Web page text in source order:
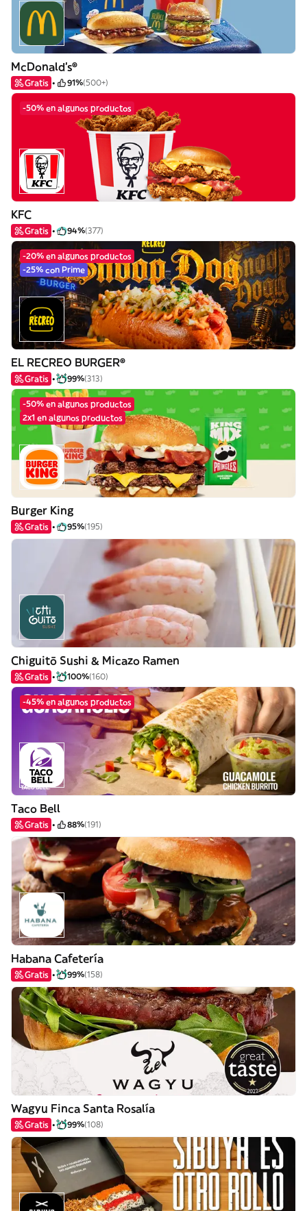
McDonald's®
Gratis 91%(500+)
-50% en algunos productos
KFC
Gratis 94%(377)
-20% en algunos productos
-25% con Prime
EL RECREO BURGER®
Gratis 99%(313)
-50% en algunos productos
2x1 en algunos productos
Burger King
Gratis 95%(195)
Chiguitō Sushi & Micazo Ramen
Gratis 100%(160)
-45% en algunos productos
Taco Bell
Gratis 88%(191)
Habana Cafetería
Gratis 99%(158)
Wagyu Finca Santa Rosalía
Gratis 99%(108)